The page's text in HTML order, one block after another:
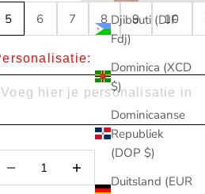
Djibouti (DJF
Fdj)
Dominica (XCD
$)
Dominicaanse
Republiek
(DOP $)
Duitsland (EUR
5 6 7 8 9 10
verlagenAantal verlagen